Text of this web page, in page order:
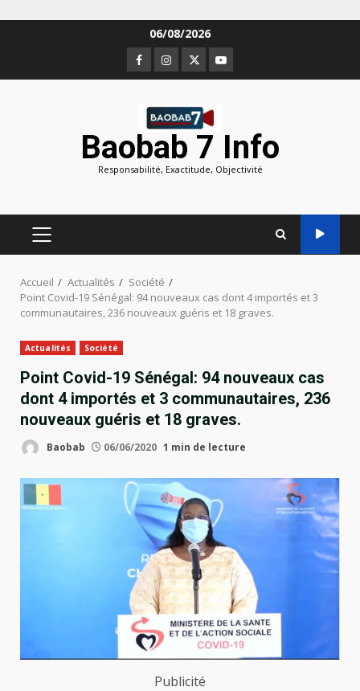
06/08/2026
Facebook
Instagram
TwitterYoutube
Baobab 7 Info
Responsabilité, Exactitude, Objectivité
MENU
PRINCIPAL
Accueil Actualités
Société
Point Covid-19 Sénégal: 94 nouveaux cas dont 4 importés et 3
communautaires, 236 nouveaux guéris et 18 graves.
Actualités Société
Point Covid-19 Sénégal: 94 nouveaux cas
dont 4 importés et 3 communautaires, 236
nouveaux guéris et 18 graves.
Baobab 06/06/2020 1 min de lecture
Publicité